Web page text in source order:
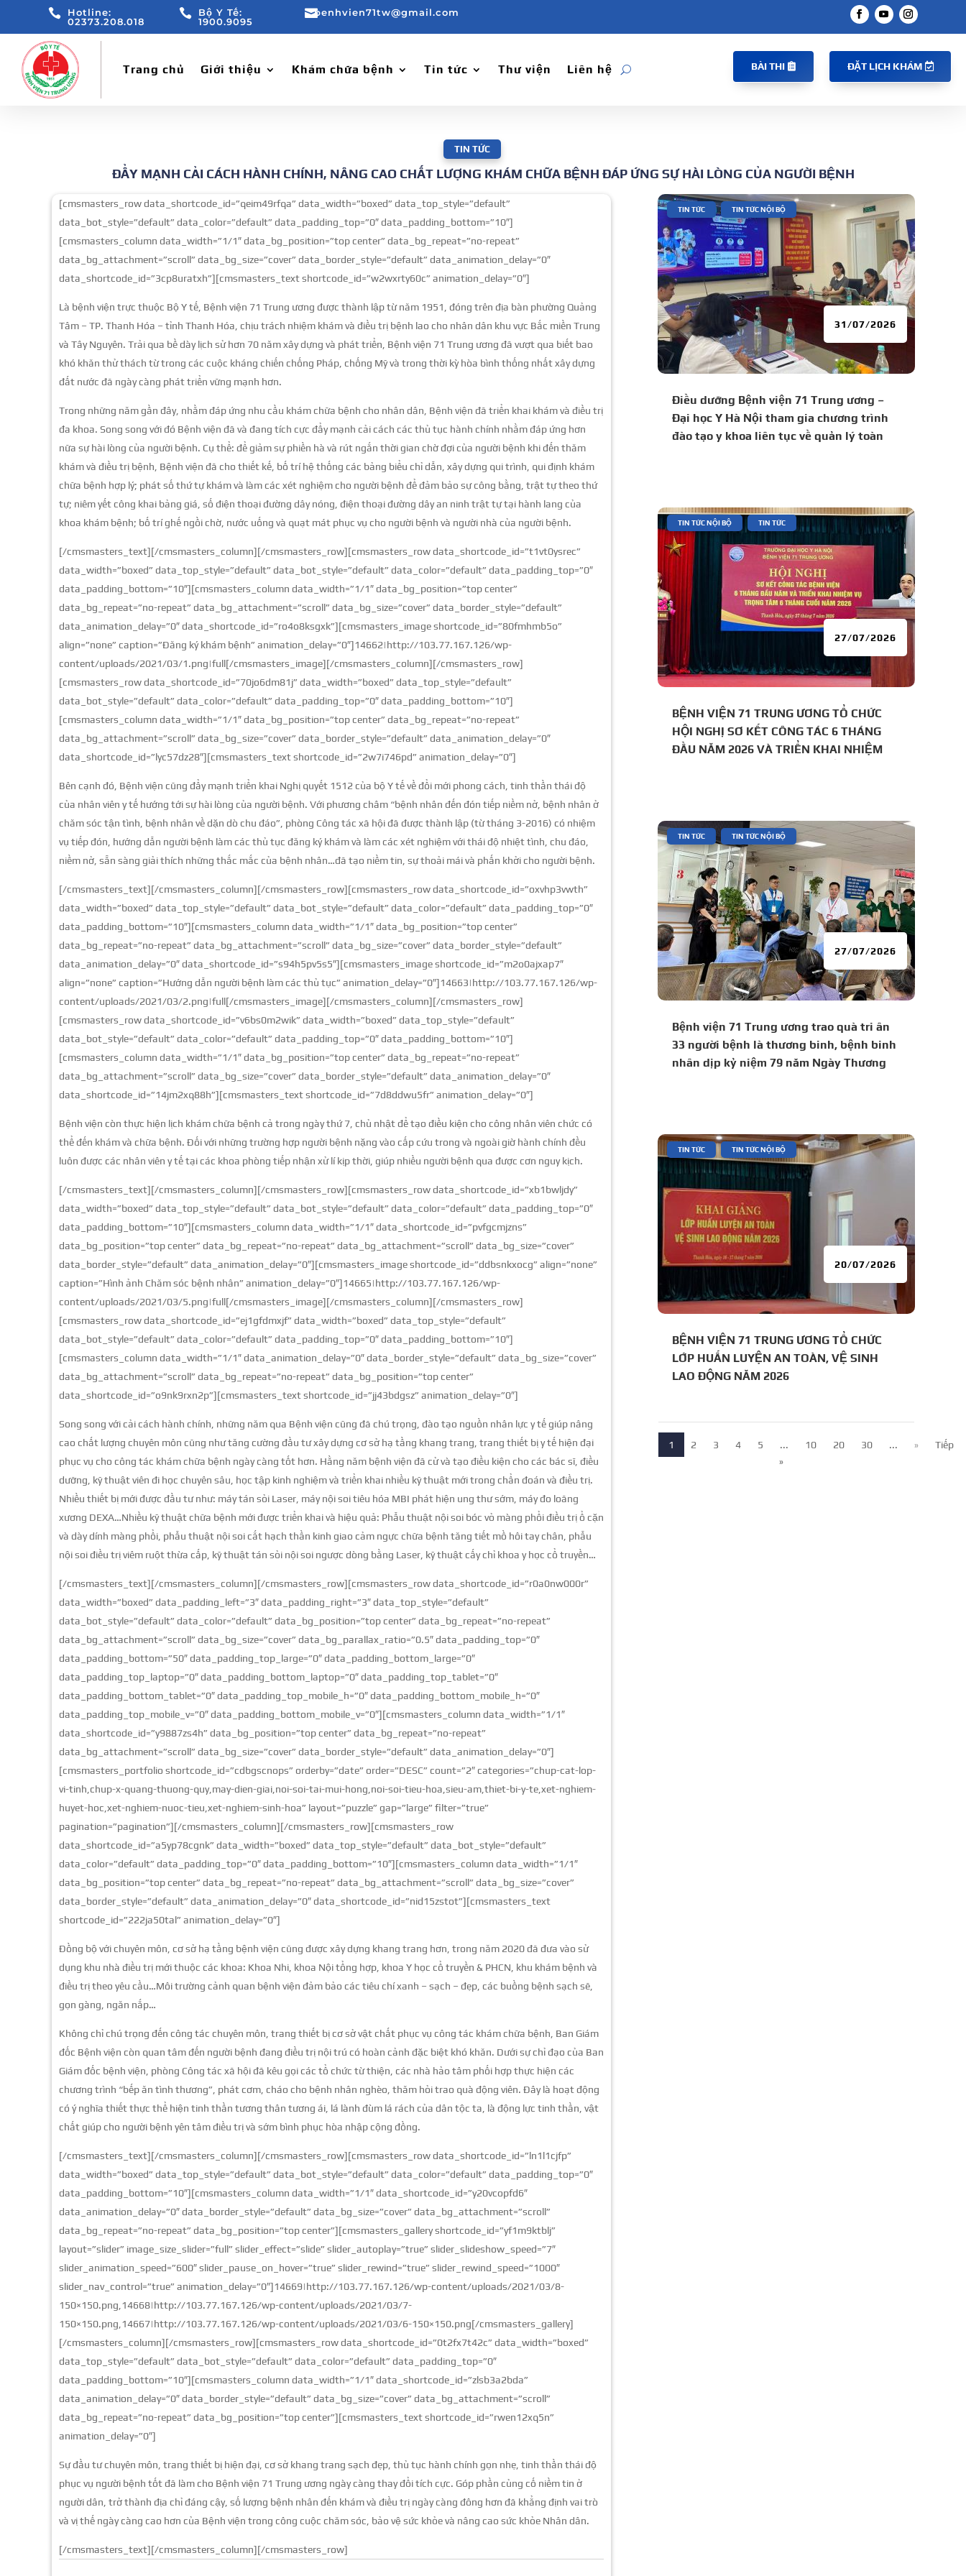

Hotline:
02373.208.018

Bộ Y Tế:
1900.9095
benhvien71tw@gmail.com
Trang chủ Giới thiệu Khám chữa bệnh Tin tức Thư viện Liên hệ BÀI THI ĐẶT LỊCH KHÁM
TIN TỨC
ĐẨY MẠNH CẢI CÁCH HÀNH CHÍNH, NÂNG CAO CHẤT LƯỢNG KHÁM CHỮA BỆNH ĐÁP ỨNG SỰ HÀI LÒNG CỦA NGƯỜI BỆNH
[cmsmasters_row data_shortcode_id=”qeim49rfqa” data_width=”boxed” data_top_style=”default”
data_bot_style=”default” data_color=”default” data_padding_top=”0″ data_padding_bottom=”10″]
[cmsmasters_column data_width=”1/1″ data_bg_position=”top center” data_bg_repeat=”no-repeat”
data_bg_attachment=”scroll” data_bg_size=”cover” data_border_style=”default” data_animation_delay=”0″
data_shortcode_id=”3cp8uratxh”][cmsmasters_text shortcode_id=”w2wxrty60c” animation_delay=”0″]
Là bệnh viện trực thuộc Bộ Y tế, Bệnh viện 71 Trung ương được thành lập từ năm 1951, đóng trên địa bàn phường Quảng
Tâm – TP. Thanh Hóa – tỉnh Thanh Hóa, chịu trách nhiệm khám và điều trị bệnh lao cho nhân dân khu vực Bắc miền Trung
và Tây Nguyên. Trải qua bề dày lịch sử hơn 70 năm xây dựng và phát triển, Bệnh viện 71 Trung ương đã vượt qua biết bao
khó khăn thử thách từ trong các cuộc kháng chiến chống Pháp, chống Mỹ và trong thời kỳ hòa bình thống nhất xây dựng
đất nước đã ngày càng phát triển vững mạnh hơn.
Trong những năm gần đây, nhằm đáp ứng nhu cầu khám chữa bệnh cho nhân dân, Bệnh viện đã triển khai khám và điều trị
đa khoa. Song song với đó Bệnh viện đã và đang tích cực đẩy mạnh cải cách các thủ tục hành chính nhằm đáp ứng hơn
nữa sự hài lòng của người bệnh. Cụ thể: để giảm sự phiền hà và rút ngắn thời gian chờ đợi của người bệnh khi đến thăm
khám và điều trị bệnh, Bệnh viện đã cho thiết kế, bố trí hệ thống các bảng biểu chỉ dẫn, xây dựng qui trình, qui định khám
chữa bệnh hợp lý; phát số thứ tự khám và làm các xét nghiệm cho người bệnh để đảm bảo sự công bằng, trật tự theo thứ
tự; niêm yết công khai bảng giá, số điện thoại đường dây nóng, điện thoại đường dây an ninh trật tự tại hành lang của
khoa khám bệnh; bố trí ghế ngồi chờ, nước uống và quạt mát phục vụ cho người bệnh và người nhà của người bệnh.
[/cmsmasters_text][/cmsmasters_column][/cmsmasters_row][cmsmasters_row data_shortcode_id=”t1vt0ysrec”
data_width=”boxed” data_top_style=”default” data_bot_style=”default” data_color=”default” data_padding_top=”0″
data_padding_bottom=”10″][cmsmasters_column data_width=”1/1″ data_bg_position=”top center”
data_bg_repeat=”no-repeat” data_bg_attachment=”scroll” data_bg_size=”cover” data_border_style=”default”
data_animation_delay=”0″ data_shortcode_id=”ro4o8ksgxk”][cmsmasters_image shortcode_id=”80fmhmb5o”
align=”none” caption=”Đăng ký khám bệnh” animation_delay=”0″]14662|http://103.77.167.126/wp-
content/uploads/2021/03/1.png|full[/cmsmasters_image][/cmsmasters_column][/cmsmasters_row]
[cmsmasters_row data_shortcode_id=”70jo6dm81j” data_width=”boxed” data_top_style=”default”
data_bot_style=”default” data_color=”default” data_padding_top=”0″ data_padding_bottom=”10″]
[cmsmasters_column data_width=”1/1″ data_bg_position=”top center” data_bg_repeat=”no-repeat”
data_bg_attachment=”scroll” data_bg_size=”cover” data_border_style=”default” data_animation_delay=”0″
data_shortcode_id=”lyc57dz28″][cmsmasters_text shortcode_id=”2w7i746pd” animation_delay=”0″]
Bên cạnh đó, Bệnh viện cũng đẩy mạnh triển khai Nghị quyết 1512 của bộ Y tế về đổi mới phong cách, tinh thần thái độ
của nhân viên y tế hướng tới sự hài lòng của người bệnh. Với phương châm “bệnh nhân đến đón tiếp niềm nở, bệnh nhân ở
chăm sóc tận tình, bệnh nhân về dặn dò chu đáo”, phòng Công tác xã hội đã được thành lập (từ tháng 3-2016) có nhiệm
vụ tiếp đón, hướng dẫn người bệnh làm các thủ tục đăng ký khám và làm các xét nghiệm với thái độ nhiệt tình, chu đáo,
niềm nở, sẵn sàng giải thích những thắc mắc của bệnh nhân…đã tạo niềm tin, sự thoải mái và phấn khởi cho người bệnh.
[/cmsmasters_text][/cmsmasters_column][/cmsmasters_row][cmsmasters_row data_shortcode_id=”oxvhp3vwth”
data_width=”boxed” data_top_style=”default” data_bot_style=”default” data_color=”default” data_padding_top=”0″
data_padding_bottom=”10″][cmsmasters_column data_width=”1/1″ data_bg_position=”top center”
data_bg_repeat=”no-repeat” data_bg_attachment=”scroll” data_bg_size=”cover” data_border_style=”default”
data_animation_delay=”0″ data_shortcode_id=”s94h5pv5s5″][cmsmasters_image shortcode_id=”m2o0ajxap7″
align=”none” caption=”Hướng dẫn người bệnh làm các thủ tục” animation_delay=”0″]14663|http://103.77.167.126/wp-
content/uploads/2021/03/2.png|full[/cmsmasters_image][/cmsmasters_column][/cmsmasters_row]
[cmsmasters_row data_shortcode_id=”v6bs0m2wik” data_width=”boxed” data_top_style=”default”
data_bot_style=”default” data_color=”default” data_padding_top=”0″ data_padding_bottom=”10″]
[cmsmasters_column data_width=”1/1″ data_bg_position=”top center” data_bg_repeat=”no-repeat”
data_bg_attachment=”scroll” data_bg_size=”cover” data_border_style=”default” data_animation_delay=”0″
data_shortcode_id=”14jm2xq88h”][cmsmasters_text shortcode_id=”7d8ddwu5fr” animation_delay=”0″]
Bệnh viện còn thực hiện lịch khám chữa bệnh cả trong ngày thứ 7, chủ nhật để tạo điều kiện cho công nhân viên chức có
thể đến khám và chữa bệnh. Đối với những trường hợp người bệnh nặng vào cấp cứu trong và ngoài giờ hành chính đều
luôn được các nhân viên y tế tại các khoa phòng tiếp nhận xử lí kịp thời, giúp nhiều người bệnh qua được cơn nguy kịch.
[/cmsmasters_text][/cmsmasters_column][/cmsmasters_row][cmsmasters_row data_shortcode_id=”xb1bwljdy”
data_width=”boxed” data_top_style=”default” data_bot_style=”default” data_color=”default” data_padding_top=”0″
data_padding_bottom=”10″][cmsmasters_column data_width=”1/1″ data_shortcode_id=”pvfgcmjzns”
data_bg_position=”top center” data_bg_repeat=”no-repeat” data_bg_attachment=”scroll” data_bg_size=”cover”
data_border_style=”default” data_animation_delay=”0″][cmsmasters_image shortcode_id=”ddbsnkxocg” align=”none”
caption=”Hình ảnh Chăm sóc bệnh nhân” animation_delay=”0″]14665|http://103.77.167.126/wp-
content/uploads/2021/03/5.png|full[/cmsmasters_image][/cmsmasters_column][/cmsmasters_row]
[cmsmasters_row data_shortcode_id=”ej1gfdmxjf” data_width=”boxed” data_top_style=”default”
data_bot_style=”default” data_color=”default” data_padding_top=”0″ data_padding_bottom=”10″]
[cmsmasters_column data_width=”1/1″ data_animation_delay=”0″ data_border_style=”default” data_bg_size=”cover”
data_bg_attachment=”scroll” data_bg_repeat=”no-repeat” data_bg_position=”top center”
data_shortcode_id=”o9nk9rxn2p”][cmsmasters_text shortcode_id=”jj43bdgsz” animation_delay=”0″]
Song song với cải cách hành chính, những năm qua Bệnh viện cũng đã chú trọng, đào tạo nguồn nhân lực y tế giúp nâng
cao chất lượng chuyên môn cũng như tăng cường đầu tư xây dựng cơ sở hạ tầng khang trang, trang thiết bị y tế hiện đại
phục vụ cho công tác khám chữa bệnh ngày càng tốt hơn. Hằng năm bệnh viện đã cử và tạo điều kiện cho các bác sĩ, điều
dưỡng, kỹ thuật viên đi học chuyên sâu, học tập kinh nghiệm và triển khai nhiều kỹ thuật mới trong chẩn đoán và điều trị.
Nhiều thiết bị mới được đầu tư như: máy tán sỏi Laser, máy nội soi tiêu hóa MBI phát hiện ung thư sớm, máy đo loãng
xương DEXA…Nhiều kỹ thuật chữa bệnh mới được triển khai và hiệu quả: Phẫu thuật nội soi bóc vỏ màng phổi điều trị ổ cặn
và dày dính màng phổi, phẫu thuật nội soi cắt hạch thần kinh giao cảm ngực chữa bệnh tăng tiết mồ hôi tay chân, phẫu
nội soi điều trị viêm ruột thừa cấp, kỹ thuật tán sỏi nội soi ngược dòng bằng Laser, kỹ thuật cấy chỉ khoa y học cổ truyền…
[/cmsmasters_text][/cmsmasters_column][/cmsmasters_row][cmsmasters_row data_shortcode_id=”r0a0nw000r”
data_width=”boxed” data_padding_left=”3″ data_padding_right=”3″ data_top_style=”default”
data_bot_style=”default” data_color=”default” data_bg_position=”top center” data_bg_repeat=”no-repeat”
data_bg_attachment=”scroll” data_bg_size=”cover” data_bg_parallax_ratio=”0.5″ data_padding_top=”0″
data_padding_bottom=”50″ data_padding_top_large=”0″ data_padding_bottom_large=”0″
data_padding_top_laptop=”0″ data_padding_bottom_laptop=”0″ data_padding_top_tablet=”0″
data_padding_bottom_tablet=”0″ data_padding_top_mobile_h=”0″ data_padding_bottom_mobile_h=”0″
data_padding_top_mobile_v=”0″ data_padding_bottom_mobile_v=”0″][cmsmasters_column data_width=”1/1″
data_shortcode_id=”y9887zs4h” data_bg_position=”top center” data_bg_repeat=”no-repeat”
data_bg_attachment=”scroll” data_bg_size=”cover” data_border_style=”default” data_animation_delay=”0″]
[cmsmasters_portfolio shortcode_id=”cdbgscnops” orderby=”date” order=”DESC” count=”2″ categories=”chup-cat-lop-
vi-tinh,chup-x-quang-thuong-quy,may-dien-giai,noi-soi-tai-mui-hong,noi-soi-tieu-hoa,sieu-am,thiet-bi-y-te,xet-nghiem-
huyet-hoc,xet-nghiem-nuoc-tieu,xet-nghiem-sinh-hoa” layout=”puzzle” gap=”large” filter=”true”
pagination=”pagination”][/cmsmasters_column][/cmsmasters_row][cmsmasters_row
data_shortcode_id=”a5yp78cgnk” data_width=”boxed” data_top_style=”default” data_bot_style=”default”
data_color=”default” data_padding_top=”0″ data_padding_bottom=”10″][cmsmasters_column data_width=”1/1″
data_bg_position=”top center” data_bg_repeat=”no-repeat” data_bg_attachment=”scroll” data_bg_size=”cover”
data_border_style=”default” data_animation_delay=”0″ data_shortcode_id=”nid15zstot”][cmsmasters_text
shortcode_id=”222ja50tal” animation_delay=”0″]
Đồng bộ với chuyên môn, cơ sở hạ tầng bệnh viện cũng được xây dựng khang trang hơn, trong năm 2020 đã đưa vào sử
dụng khu nhà điều trị mới thuộc các khoa: Khoa Nhi, khoa Nội tổng hợp, khoa Y học cổ truyền & PHCN, khu khám bệnh và
điều trị theo yêu cầu…Môi trường cảnh quan bệnh viện đảm bảo các tiêu chí xanh – sạch – đẹp, các buồng bệnh sạch sẽ,
gọn gàng, ngăn nắp…
Không chỉ chú trọng đến công tác chuyên môn, trang thiết bị cơ sở vật chất phục vụ công tác khám chữa bệnh, Ban Giám
đốc Bệnh viện còn quan tâm đến người bệnh đang điều trị nội trú có hoàn cảnh đặc biệt khó khăn. Dưới sự chỉ đạo của Ban
Giám đốc bệnh viện, phòng Công tác xã hội đã kêu gọi các tổ chức từ thiện, các nhà hảo tâm phối hợp thực hiện các
chương trình “bếp ăn tình thương”, phát cơm, cháo cho bệnh nhân nghèo, thăm hỏi trao quà động viên. Đây là hoạt động
có ý nghĩa thiết thực thể hiện tinh thần tương thân tương ái, lá lành đùm lá rách của dân tộc ta, là động lực tinh thần, vật
chất giúp cho người bệnh yên tâm điều trị và sớm bình phục hòa nhập cộng đồng.
[/cmsmasters_text][/cmsmasters_column][/cmsmasters_row][cmsmasters_row data_shortcode_id=”ln1l1cjfp”
data_width=”boxed” data_top_style=”default” data_bot_style=”default” data_color=”default” data_padding_top=”0″
data_padding_bottom=”10″][cmsmasters_column data_width=”1/1″ data_shortcode_id=”y20vcopfd6″
data_animation_delay=”0″ data_border_style=”default” data_bg_size=”cover” data_bg_attachment=”scroll”
data_bg_repeat=”no-repeat” data_bg_position=”top center”][cmsmasters_gallery shortcode_id=”yf1m9ktblj”
layout=”slider” image_size_slider=”full” slider_effect=”slide” slider_autoplay=”true” slider_slideshow_speed=”7″
slider_animation_speed=”600″ slider_pause_on_hover=”true” slider_rewind=”true” slider_rewind_speed=”1000″
slider_nav_control=”true” animation_delay=”0″]14669|http://103.77.167.126/wp-content/uploads/2021/03/8-
150×150.png,14668|http://103.77.167.126/wp-content/uploads/2021/03/7-
150×150.png,14667|http://103.77.167.126/wp-content/uploads/2021/03/6-150×150.png[/cmsmasters_gallery]
[/cmsmasters_column][/cmsmasters_row][cmsmasters_row data_shortcode_id=”0t2fx7t42c” data_width=”boxed”
data_top_style=”default” data_bot_style=”default” data_color=”default” data_padding_top=”0″
data_padding_bottom=”10″][cmsmasters_column data_width=”1/1″ data_shortcode_id=”zlsb3a2bda”
data_animation_delay=”0″ data_border_style=”default” data_bg_size=”cover” data_bg_attachment=”scroll”
data_bg_repeat=”no-repeat” data_bg_position=”top center”][cmsmasters_text shortcode_id=”rwen12xq5n”
animation_delay=”0″]
Sự đầu tư chuyên môn, trang thiết bị hiện đại, cơ sở khang trang sạch đẹp, thủ tục hành chính gọn nhẹ, tinh thần thái độ
phục vụ người bệnh tốt đã làm cho Bệnh viện 71 Trung ương ngày càng thay đổi tích cực. Góp phần củng cố niềm tin ở
người dân, trở thành địa chỉ đáng cậy, số lượng bệnh nhân đến khám và điều trị ngày càng đông hơn đã khẳng định vai trò
và vị thế ngày càng cao hơn của Bệnh viện trong công cuộc chăm sóc, bảo vệ sức khỏe và nâng cao sức khỏe Nhân dân.
[/cmsmasters_text][/cmsmasters_column][/cmsmasters_row]
Điều dưỡng Bệnh viện 71 Trung ương –
Đại học Y Hà Nội tham gia chương trình
đào tạo y khoa liên tục về quản lý toàn
31/07/2026
TIN TỨC TIN TỨC NỘI BỘ
BỆNH VIỆN 71 TRUNG ƯƠNG TỔ CHỨC
HỘI NGHỊ SƠ KẾT CÔNG TÁC 6 THÁNG
ĐẦU NĂM 2026 VÀ TRIỂN KHAI NHIỆM
27/07/2026
TIN TỨC NỘI BỘ TIN TỨC
Bệnh viện 71 Trung ương trao quà tri ân
33 người bệnh là thương binh, bệnh binh
nhân dịp kỷ niệm 79 năm Ngày Thương
27/07/2026
TIN TỨC TIN TỨC NỘI BỘ
BỆNH VIỆN 71 TRUNG ƯƠNG TỔ CHỨC
LỚP HUẤN LUYỆN AN TOÀN, VỆ SINH
LAO ĐỘNG NĂM 2026
20/07/2026
TIN TỨC TIN TỨC NỘI BỘ
1 2 3 4 5 ... 10 20 30 ... »
Tiếp
»